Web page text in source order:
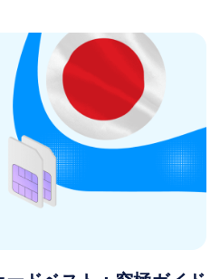
いった基本的なブラウジング
りますが、高画質の動画スト
のダウンロードなど、データ
は適していません。 [...]
供されていますが、PEK空
度、接続状況、検閲などの制
ておくことが望ましいでしょ
続方法やその他の選択肢を確
もスムーズにインターネット
う。 I. 北京首都国際空港
りますか？ はい。北京空港で
」というネットワーク名で、